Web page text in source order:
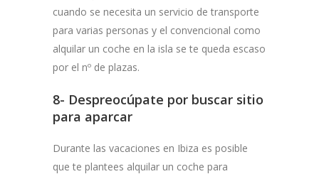
cuando se necesita un servicio de transporte
para varias personas y el convencional como
alquilar un coche en la isla se te queda escaso
por el nº de plazas.
8- Despreocúpate por buscar sitio
para aparcar
Durante las vacaciones en Ibiza es posible
que te plantees alquilar un coche para